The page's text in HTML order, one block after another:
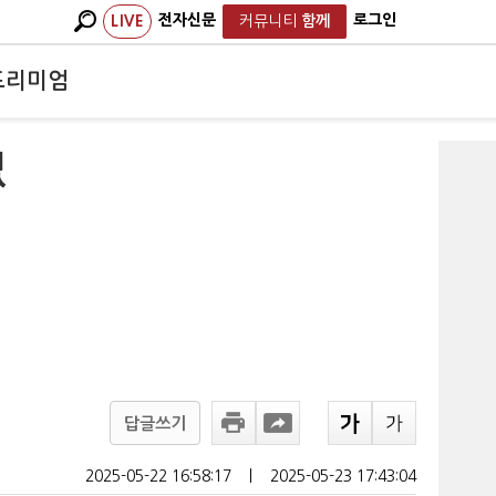
LIVE 전자신문 커뮤니티 함께 로그인
리미엄
답글쓰기
2025-05-22 16:58:17 2025-05-23 17:43:04